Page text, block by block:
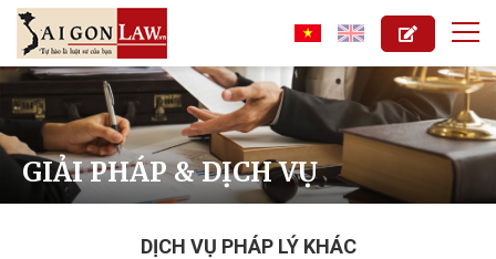
GIẢI PHÁP & DỊCH VỤ
DỊCH VỤ PHÁP LÝ KHÁC